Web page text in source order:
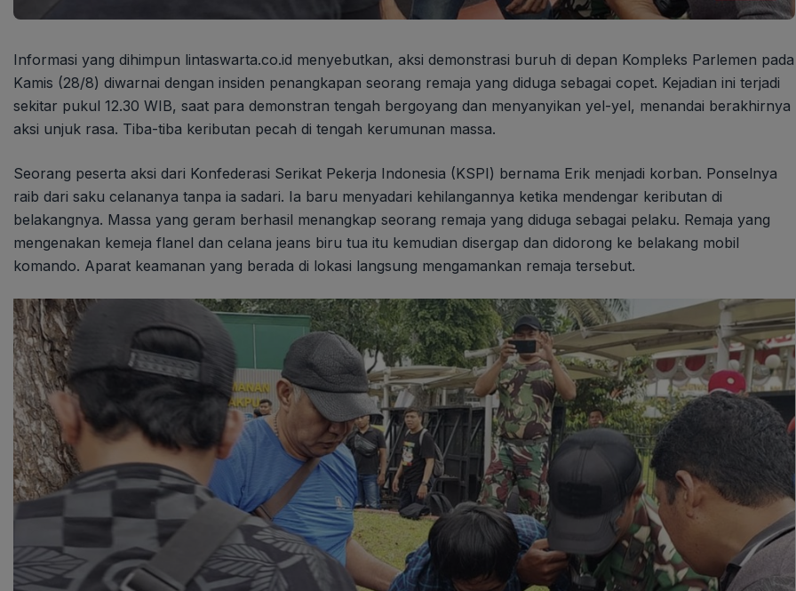
Informasi yang dihimpun lintaswarta.co.id menyebutkan, aksi demonstrasi buruh di depan Kompleks Parlemen pada
Kamis (28/8) diwarnai dengan insiden penangkapan seorang remaja yang diduga sebagai copet. Kejadian ini terjadi
sekitar pukul 12.30 WIB, saat para demonstran tengah bergoyang dan menyanyikan yel-yel, menandai berakhirnya
aksi unjuk rasa. Tiba-tiba keributan pecah di tengah kerumunan massa.
Seorang peserta aksi dari Konfederasi Serikat Pekerja Indonesia (KSPI) bernama Erik menjadi korban. Ponselnya
raib dari saku celananya tanpa ia sadari. Ia baru menyadari kehilangannya ketika mendengar keributan di
belakangnya. Massa yang geram berhasil menangkap seorang remaja yang diduga sebagai pelaku. Remaja yang
mengenakan kemeja flanel dan celana jeans biru tua itu kemudian disergap dan didorong ke belakang mobil
komando. Aparat keamanan yang berada di lokasi langsung mengamankan remaja tersebut.